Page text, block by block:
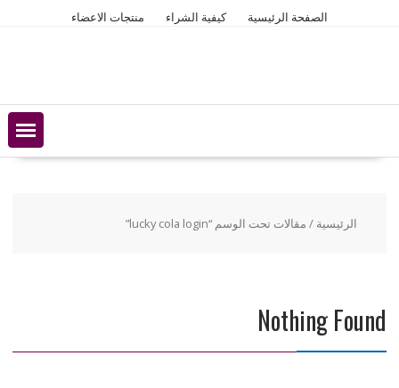
الصفحة الرئيسية كيفية الشراء منتجات الاعضاء
الرئيسية / مقالات تحت الوسم “lucky cola login”
Nothing Found